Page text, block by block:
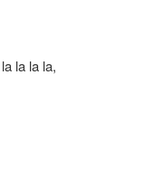
la la la,